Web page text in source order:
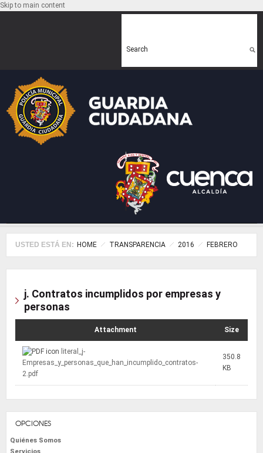
Skip to main content
Search
USTED ESTÁ EN: HOME TRANSPARENCIA 2016 FEBRERO
j. Contratos incumplidos por empresas y
personas
Attachment Size
literal_j-
Empresas_y_personas_que_han_incumplido_contratos-
2.pdf
350.8
KB
OPCIONES
Quiénes Somos
Servicios